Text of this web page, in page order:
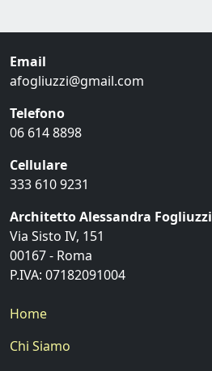
Email
afogliuzzi@gmail.com
Telefono
06 614 8898
Cellulare
333 610 9231
Architetto Alessandra Fogliuzzi
Via Sisto IV, 151
00167 - Roma
P.IVA: 07182091004
Home
Chi Siamo